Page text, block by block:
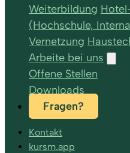
Weiterbildung
(Hochschule,
Vernetzung
Arbeite bei uns
Offene Stellen
Downloads
Fragen?
Kontakt
kursm.app